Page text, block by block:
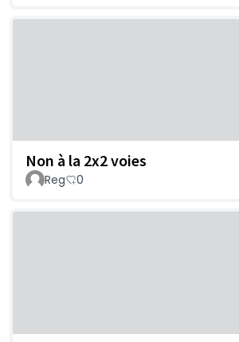
Non à la 2x2 voies
Reg 0